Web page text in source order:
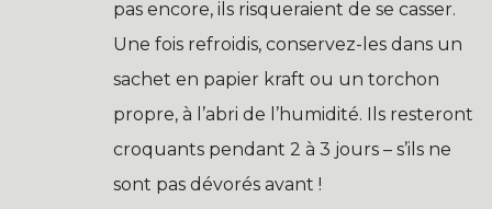
pas encore, ils risqueraient de se casser.
Une fois refroidis, conservez-les dans un
sachet en papier kraft ou un torchon
propre, à l’abri de l’humidité. Ils resteront
croquants pendant 2 à 3 jours – s’ils ne
sont pas dévorés avant !